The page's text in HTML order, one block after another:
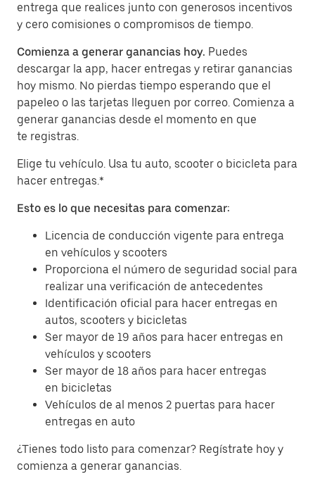
entrega que realices junto con generosos incentivos
y cero comisiones o compromisos de tiempo.
Comienza a generar ganancias hoy. Puedes
descargar la app, hacer entregas y retirar ganancias
hoy mismo. No pierdas tiempo esperando que el
papeleo o las tarjetas lleguen por correo. Comienza a
generar ganancias desde el momento en que
te registras.
Elige tu vehículo. Usa tu auto, scooter o bicicleta para
hacer entregas.*
Esto es lo que necesitas para comenzar:
Licencia de conducción vigente para entrega
en vehículos y scooters
Proporciona el número de seguridad social para
realizar una verificación de antecedentes
Identificación oficial para hacer entregas en
autos, scooters y bicicletas
Ser mayor de 19 años para hacer entregas en
vehículos y scooters
Ser mayor de 18 años para hacer entregas
en bicicletas
Vehículos de al menos 2 puertas para hacer
entregas en auto
¿Tienes todo listo para comenzar? Regístrate hoy y
comienza a generar ganancias.